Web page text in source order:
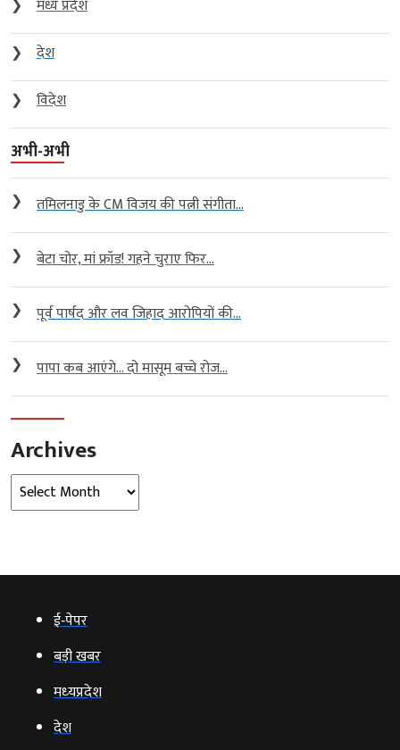
❯
मध्य प्रदेश
❯
देश
❯
विदेश
अभी-अभी
❯ तमिलनाडु के CM विजय की पत्नी संगीता...
❯ बेटा चोर, मां फ्रॉड! गहने चुराए फिर...
❯ पूर्व पार्षद और लव जिहाद आरोपियों की...
❯ पापा कब आएंगे… दो मासूम बच्चे रोज...
Archives
Archives
ई‑पेपर
बड़ी खबर
मध्‍यप्रदेश
देश